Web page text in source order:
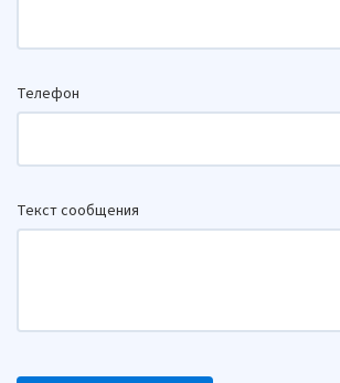
Телефон
Текст сообщения